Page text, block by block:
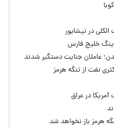
عاملان جنایت دستگیر شدند
نفت از تنگه هرمز
آمریکا در عراق
هرمز باز نخواهد شد